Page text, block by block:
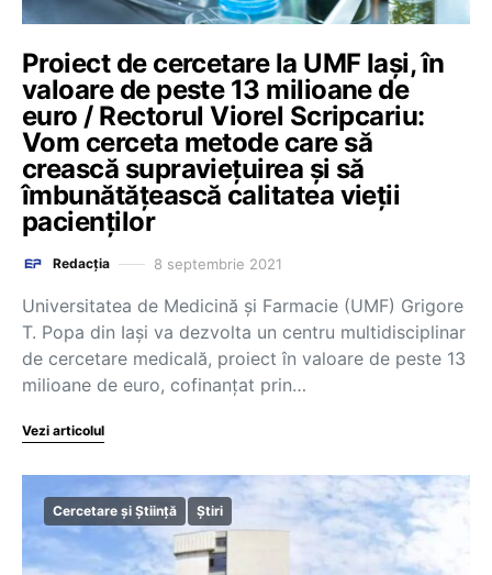
Proiect de cercetare la UMF Iași, în
valoare de peste 13 milioane de
euro / Rectorul Viorel Scripcariu:
Vom cerceta metode care să
crească supraviețuirea și să
îmbunătățească calitatea vieții
pacienților
Redacția 8 septembrie 2021
Universitatea de Medicină şi Farmacie (UMF) Grigore
T. Popa din Iaşi va dezvolta un centru multidisciplinar
de cercetare medicală, proiect în valoare de peste 13
milioane de euro, cofinanţat prin…
Vezi articolul
Cercetare și Știință Știri